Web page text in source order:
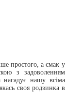
простого, а смак у
з задоволенням
нагадує нашу всіма
своя родзинка в